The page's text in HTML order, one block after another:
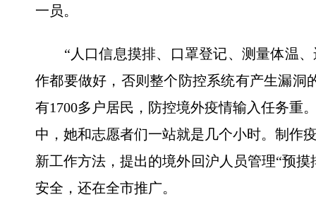
一员。
“人口信息摸排、口罩登记、测量体温
作都要做好，否则整个防控系统有产生漏洞
有1700多户居民，防控境外疫情输入任务重
中，她和志愿者们一站就是几个小时。制
新工作方法，提出的境外回沪人员管理“预
安全，还在全市推广。